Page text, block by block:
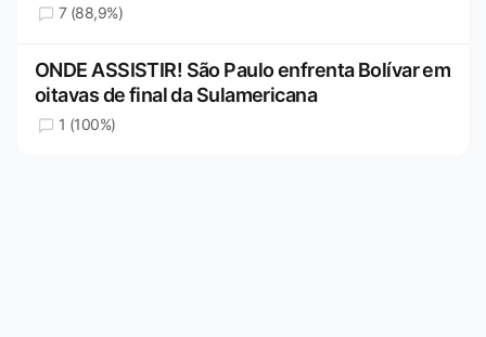
7 (88,9%)
ONDE ASSISTIR! São Paulo enfrenta Bolívar em
oitavas de final da Sulamericana
1 (100%)